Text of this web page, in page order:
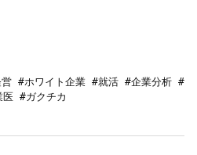
#ホワイト企業 #就活 #企業分析 #
医 #ガクチカ